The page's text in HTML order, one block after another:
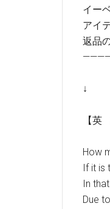
イー
アイ
返品
↓
【英
How
If it is
In
Due